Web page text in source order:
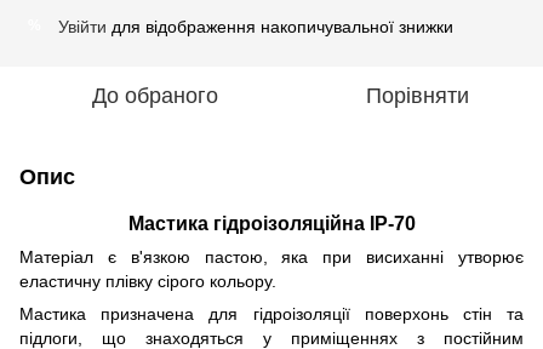
Увійти для відображення накопичувальної знижки
До обраного Порівняти
Опис
Мастика гідроізоляційна ІР-70
Матеріал є в'язкою пастою, яка при висиханні утворює
еластичну плівку сірого кольору.
Мастика призначена для гідроізоляції поверхонь стін та
підлоги, що знаходяться у приміщеннях з постійним